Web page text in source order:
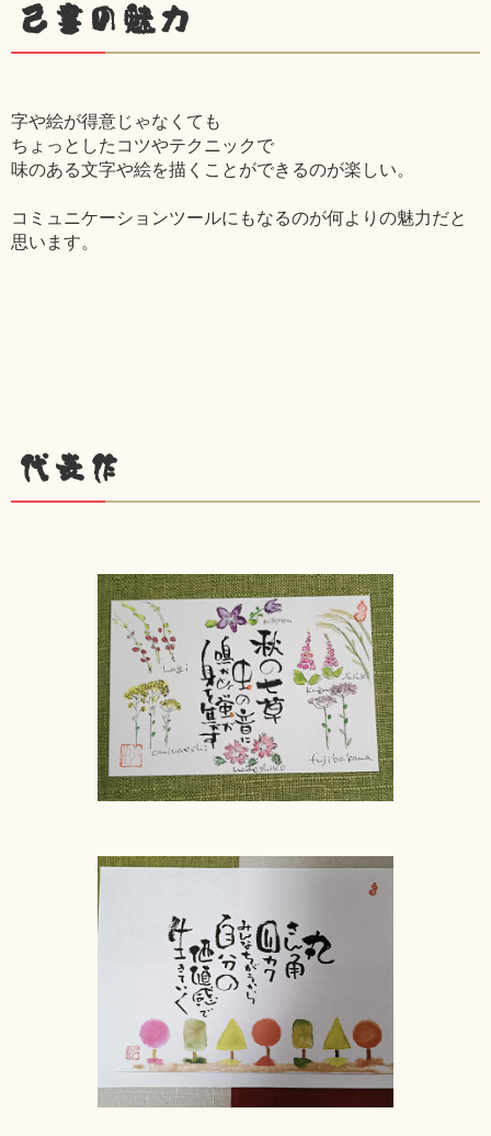
己書の魅力
字や絵が得意じゃなくても
ちょっとしたコツやテクニックで
味のある文字や絵を描くことができるのが楽しい。
コミュニケーションツールにもなるのが何よりの魅力だと
思います。
代表作